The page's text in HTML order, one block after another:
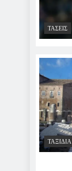
ΤΆΣΕΙΣ
ΤΑΞΊΔΙΑ